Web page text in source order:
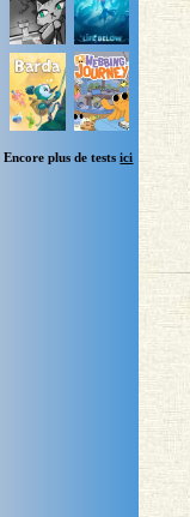
Encore plus de testsici